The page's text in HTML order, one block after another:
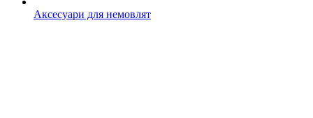
Аксесуари для немовлят